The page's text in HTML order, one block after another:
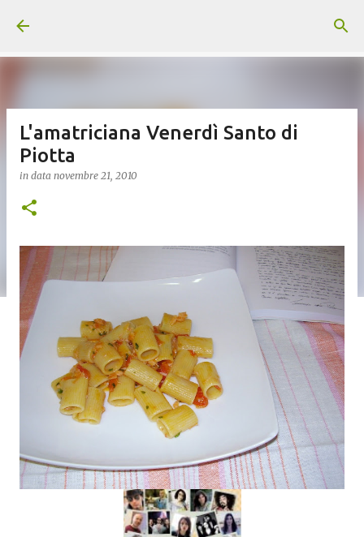
L'amatriciana Venerdì Santo di
Piotta
in data novembre 21, 2010